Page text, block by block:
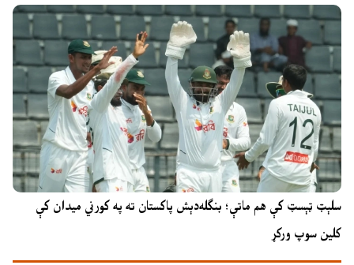
سلېټ ټېسټ کې هم ماتې؛ بنګله‌دېش پاکستان ته په کورني میدان کې
کلین سوپ ورکړ